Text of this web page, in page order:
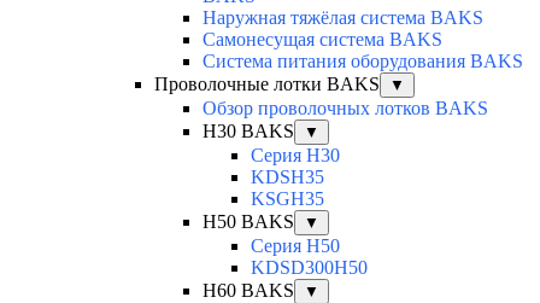
Наружная тяжёлая система BAKS
Самонесущая система BAKS
Система питания оборудования BAKS
Проволочные лотки BAKS
▼
Обзор проволочных лотков BAKS
H30 BAKS
▼
Серия H30
KDSH35
KSGH35
H50 BAKS
▼
Серия H50
KDSD300H50
H60 BAKS
▼